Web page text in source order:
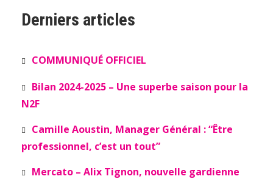
Derniers articles
COMMUNIQUÉ OFFICIEL
Bilan 2024-2025 – Une superbe saison pour la
N2F
Camille Aoustin, Manager Général : “Être
professionnel, c’est un tout”
Mercato – Alix Tignon, nouvelle gardienne